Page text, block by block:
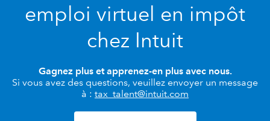
emploi virtuel en impôt
chez Intuit
Gagnez plus et apprenez-en plus avec nous.
Si vous avez des questions, veuillez envoyer un message
à : tax_talent@intuit.com